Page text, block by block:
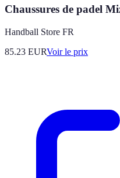
Chaussures de padel
Handball Store FR
85.23 EURVoir le prix